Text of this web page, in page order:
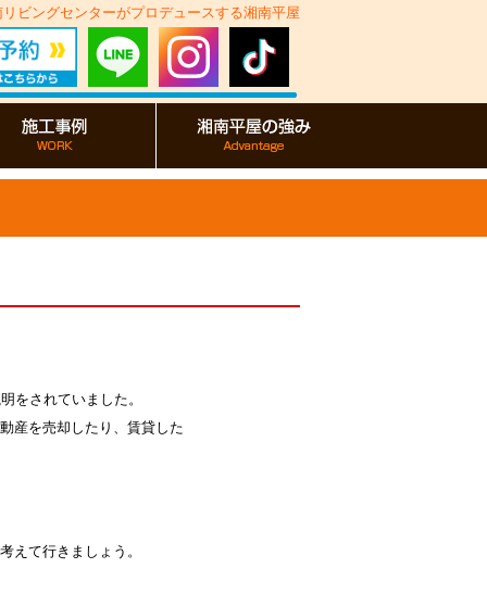
ビングセンターがプロデュースする湘南平屋
をされていました。
産を売却したり、賃貸した
えて行きましょう。